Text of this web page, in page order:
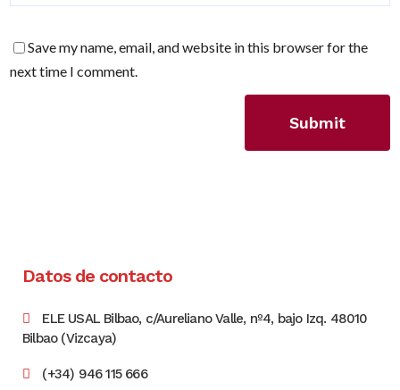
Save my name, email, and website in this browser for the
next time I comment.
Datos de contacto
ELE USAL Bilbao, c/Aureliano Valle, nº4, bajo Izq. 48010
Bilbao (Vizcaya)
(+34) 946 115 666